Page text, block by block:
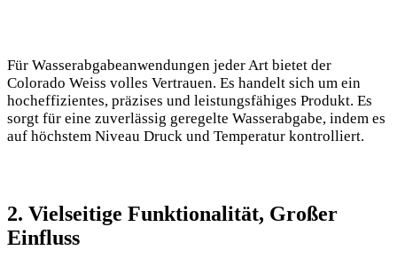
Für Wasserabgabeanwendungen jeder Art bietet der
Colorado Weiss volles Vertrauen. Es handelt sich um ein
hocheffizientes, präzises und leistungsfähiges Produkt. Es
sorgt für eine zuverlässig geregelte Wasserabgabe, indem es
auf höchstem Niveau Druck und Temperatur kontrolliert.
2. Vielseitige Funktionalität, Großer
Einfluss